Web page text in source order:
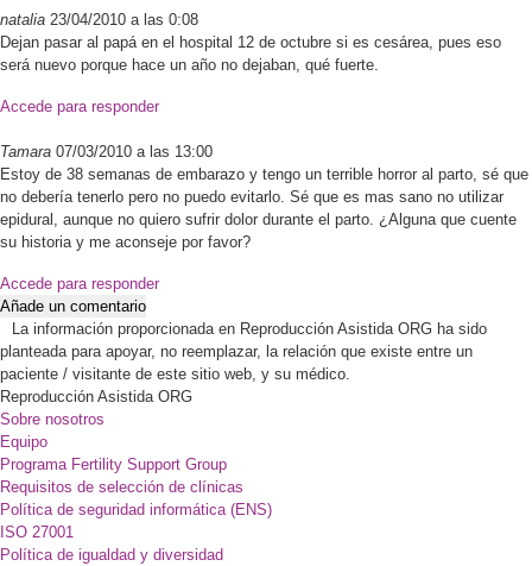
natalia 23/04/2010 a las 0:08
Dejan pasar al papá en el hospital 12 de octubre si es cesárea, pues eso
será nuevo porque hace un año no dejaban, qué fuerte.
Accede para responder
Tamara 07/03/2010 a las 13:00
Estoy de 38 semanas de embarazo y tengo un terrible horror al parto, sé que
no debería tenerlo pero no puedo evitarlo. Sé que es mas sano no utilizar
epidural, aunque no quiero sufrir dolor durante el parto. ¿Alguna que cuente
su historia y me aconseje por favor?
Accede para responder
Añade un comentario
La información proporcionada en Reproducción Asistida ORG ha sido
planteada para apoyar, no reemplazar, la relación que existe entre un
paciente / visitante de este sitio web, y su médico.
Reproducción Asistida ORG
Sobre nosotros
Equipo
Programa Fertility Support Group
Requisitos de selección de clínicas
Política de seguridad informática (ENS)
ISO 27001
Política de igualdad y diversidad